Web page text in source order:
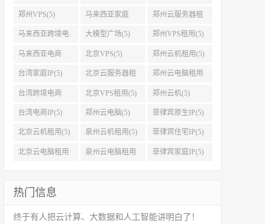
IP(5)
郑州VPS(5) 马来西亚家庭
IP(5)
郑州云服务器租
用(5)
马来西亚跨境电
商IP(5)
大模型广场(5) 郑州VPS租用(5)
马来西亚电商
IP(5)
北京VPS(5) 郑州云机租用(5)
台湾家庭IP(5) 北京云服务器租
用(5)
郑州云电脑租用
(5)
台湾跨境电商
IP(5)
北京VPS租用(5) 郑州云机(5)
台湾电商IP(5) 郑州云电脑(5) 菲律宾原生IP(5)
北京云机租用(5) 泉州云机租用(5) 菲律宾住宅IP(5)
北京云电脑租用 泉州云电脑租用 菲律宾家庭IP(5)
热门信息
终于有人把云计算、大数据和人工智能讲明白了！